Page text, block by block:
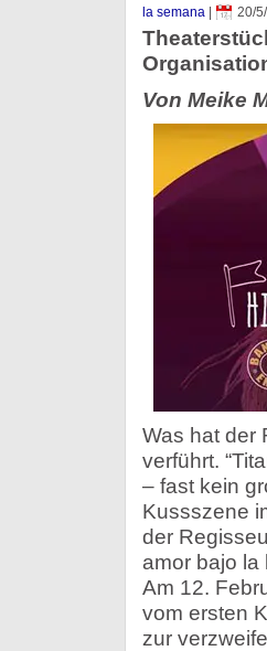
la semana| 20/
Von Meike
Was hat der
verführt.
– fast kein
Kussszene
der
amor bajo la
Am 12.
vom ersten
zur